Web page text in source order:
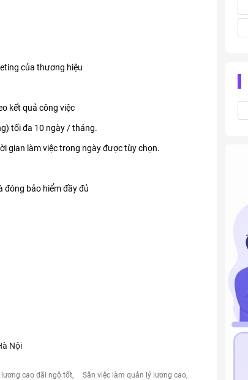
của thương hiệu
kết quả công việc
tối đa 10 ngày / tháng.
gian làm việc trong ngày được tùy chọn.
đóng bảo hiểm đầy đủ
Nội
cao đãi ngộ tốt
Săn việc làm quản lý lương cao